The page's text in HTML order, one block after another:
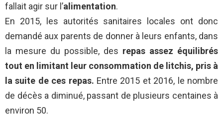
fallait agir sur l’alimentation.
En 2015, les autorités sanitaires locales ont donc
demandé aux parents de donner à leurs enfants, dans
la mesure du possible, des repas assez équilibrés
tout en limitant leur consommation de litchis, pris à
la suite de ces repas. Entre 2015 et 2016, le nombre
de décès a diminué, passant de plusieurs centaines à
environ 50.